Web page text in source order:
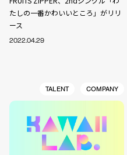
たしの一番かわいいところ」がリリ
ース
2022.04.29
TALENT COMPANY